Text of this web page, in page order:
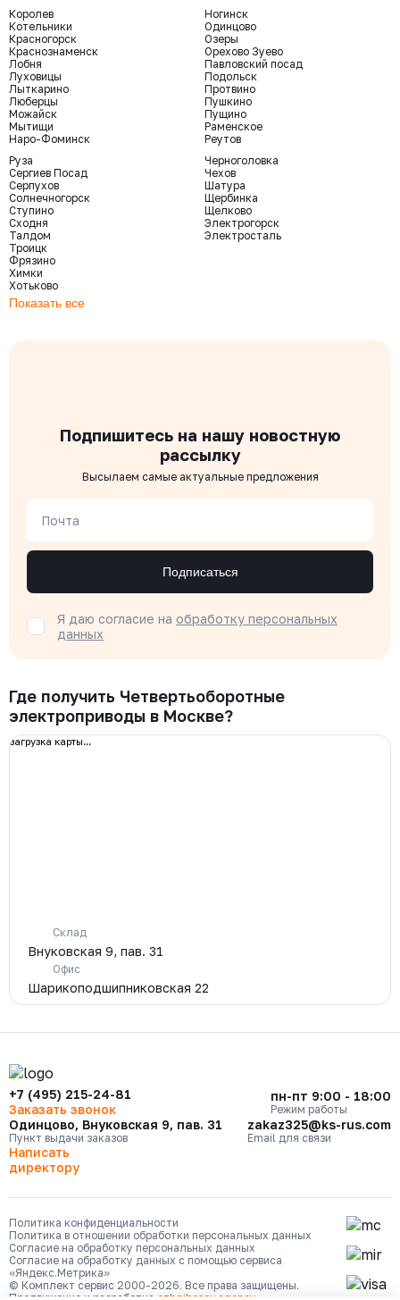
Королев
Котельники
Красногорск
Краснознаменск
Лобня
Луховицы
Лыткарино
Люберцы
Можайск
Мытищи
Наро-Фоминск
Ногинск
Одинцово
Озеры
Орехово Зуево
Павловский посад
Подольск
Протвино
Пушкино
Пущино
Раменское
Реутов
Руза
Сергиев Посад
Серпухов
Солнечногорск
Ступино
Сходня
Талдом
Троицк
Фрязино
Химки
Хотьково
Черноголовка
Чехов
Шатура
Щербинка
Щелково
Электрогорск
Электросталь
Показать все
Подпишитесь на нашу новостную
рассылку
Высылаем самые актуальные предложения
Почта
Подписаться
Я даю согласие на обработку персональных
данных
Где получить Четвертьоборотные
электроприводы в Москве?
загрузка карты...
Склад
Внуковская 9, пав. 31
Офис
Шарикоподшипниковская 22
+7 (495) 215-24-81
Заказать звонок
пн-пт 9:00 - 18:00
Режим работы
Одинцово, Внуковская 9, пав. 31
Пункт выдачи заказов
zakaz325@ks-rus.com
Email для связи
Написать
директору
Политика конфиденциальности
Политика в отношении обработки персональных данных
Согласие на обработку персональных данных
Согласие на обработку данных с помощью сервиса
«Яндекс.Метрика»
© Комплект сервис 2000-2026. Все права защищены.
Продвижение и разработка ozhgibesov.agency